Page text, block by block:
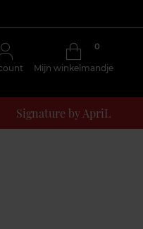
Mijn winkelmandje
0
Signature by ApriL